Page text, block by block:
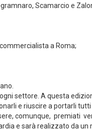
Scamarcio e
a Roma;
settore. A questa
e riuscire a portarli
comunque, premiati
e sarà realizzato da un